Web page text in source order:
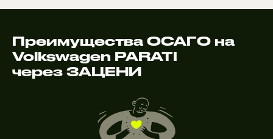
Преимущества ОСАГО на
Volkswagen PARATI
через ЗАЦЕНИ